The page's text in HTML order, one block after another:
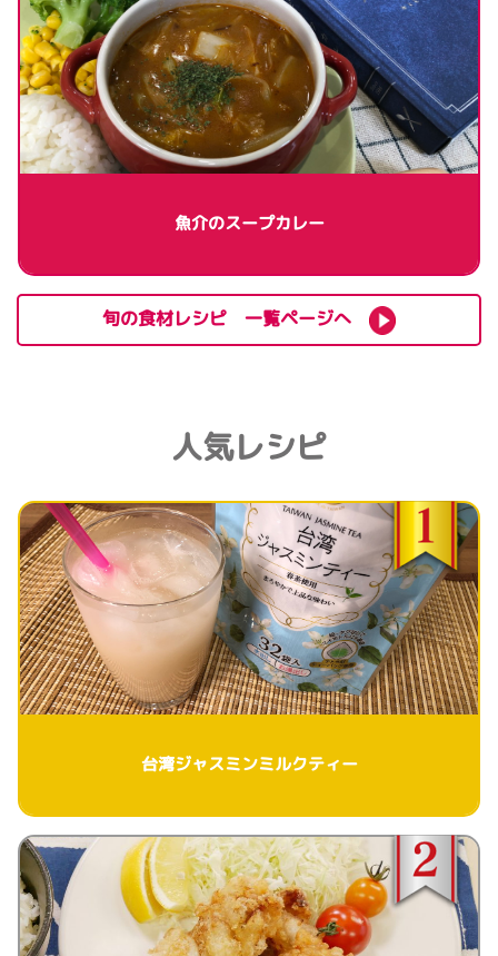
魚介のスープカレー
旬の食材レシピ 一覧ページへ
人気レシピ
台湾ジャスミンミルクティー